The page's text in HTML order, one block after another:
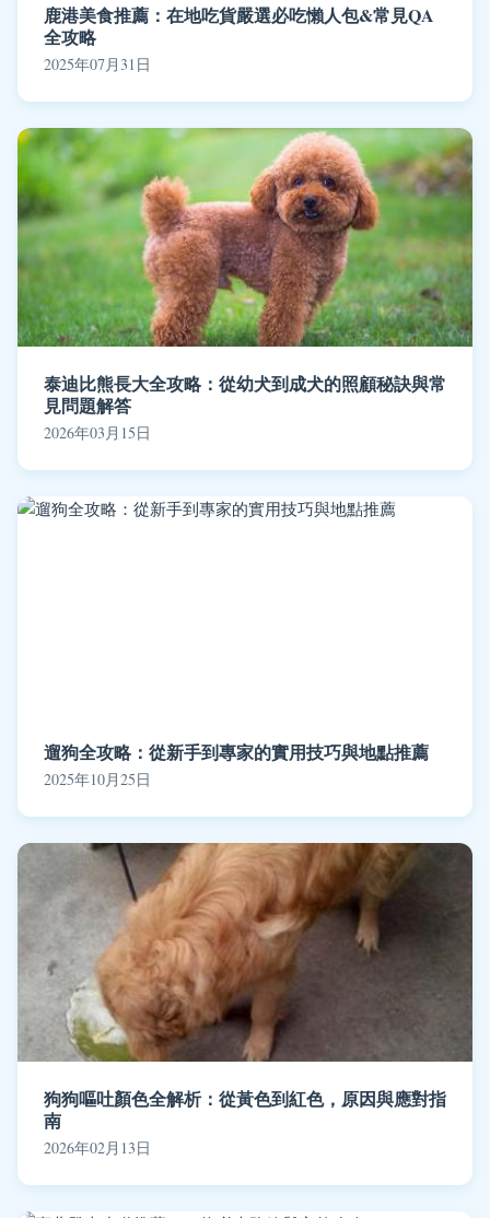
鹿港美食推薦：在地吃貨嚴選必吃懶人包&常見QA
全攻略
2025年07月31日
泰迪比熊長大全攻略：從幼犬到成犬的照顧秘訣與常
見問題解答
2026年03月15日
遛狗全攻略：從新手到專家的實用技巧與地點推薦
2025年10月25日
狗狗嘔吐顏色全解析：從黃色到紅色，原因與應對指
南
2026年02月13日